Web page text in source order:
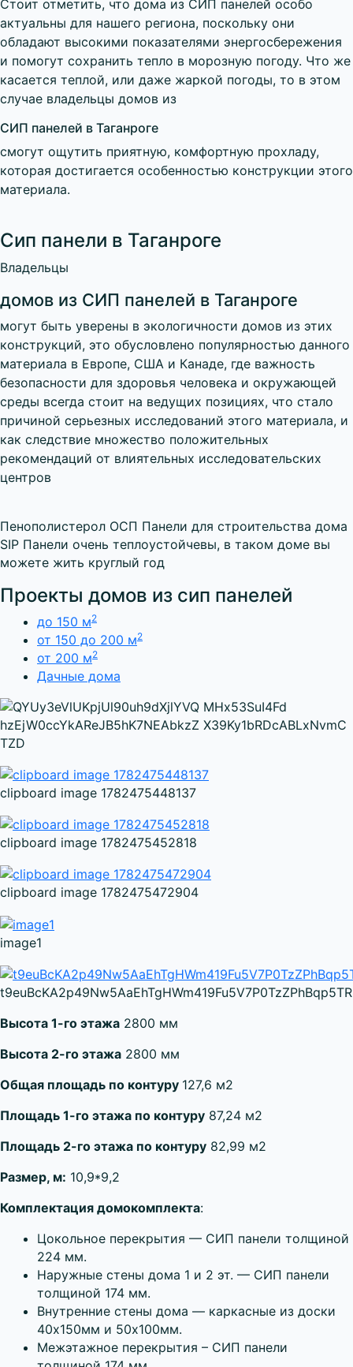
Стоит отметить, что дома из СИП панелей особо
актуальны для нашего региона, поскольку они
обладают высокими показателями энергосбережения
и помогут сохранить тепло в морозную погоду. Что же
касается теплой, или даже жаркой погоды, то в этом
случае владельцы домов из
СИП панелей в Таганроге
смогут ощутить приятную, комфортную прохладу,
которая достигается особенностью конструкции этого
материала.
Сип панели в Таганроге
Владельцы
домов из СИП панелей в Таганроге
могут быть уверены в экологичности домов из этих
конструкций, это обусловлено популярностью данного
материала в Европе, США и Канаде, где важность
безопасности для здоровья человека и окружающей
среды всегда стоит на ведущих позициях, что стало
причиной серьезных исследований этого материала, и
как следствие множество положительных
рекомендаций от влиятельных исследовательских
центров
Пенополистерол ОСП Панели для строительства дома
SIP Панели очень теплоустойчевы, в таком доме вы
можете жить круглый год
Проекты домов из сип панелей
до 150 м2
от 150 до 200 м2
от 200 м2
Дачные дома
clipboard image 1782475448137
clipboard image 1782475452818
clipboard image 1782475472904
image1
Высота 1-го этажа 2800 мм
Высота 2-го этажа 2800 мм
Общая площадь по контуру 127,6 м2
Площадь 1-го этажа по контуру 87,24 м2
Площадь 2-го этажа по контуру 82,99 м2
Размер, м: 10,9*9,2
Комплектация домокомплекта:
Цокольное перекрытия — СИП панели толщиной
224 мм.
Наружные стены дома 1 и 2 эт. — СИП панели
толщиной 174 мм.
Внутренние стены дома — каркасные из доски
40х150мм и 50х100мм.
Межэтажное перекрытия – СИП панели